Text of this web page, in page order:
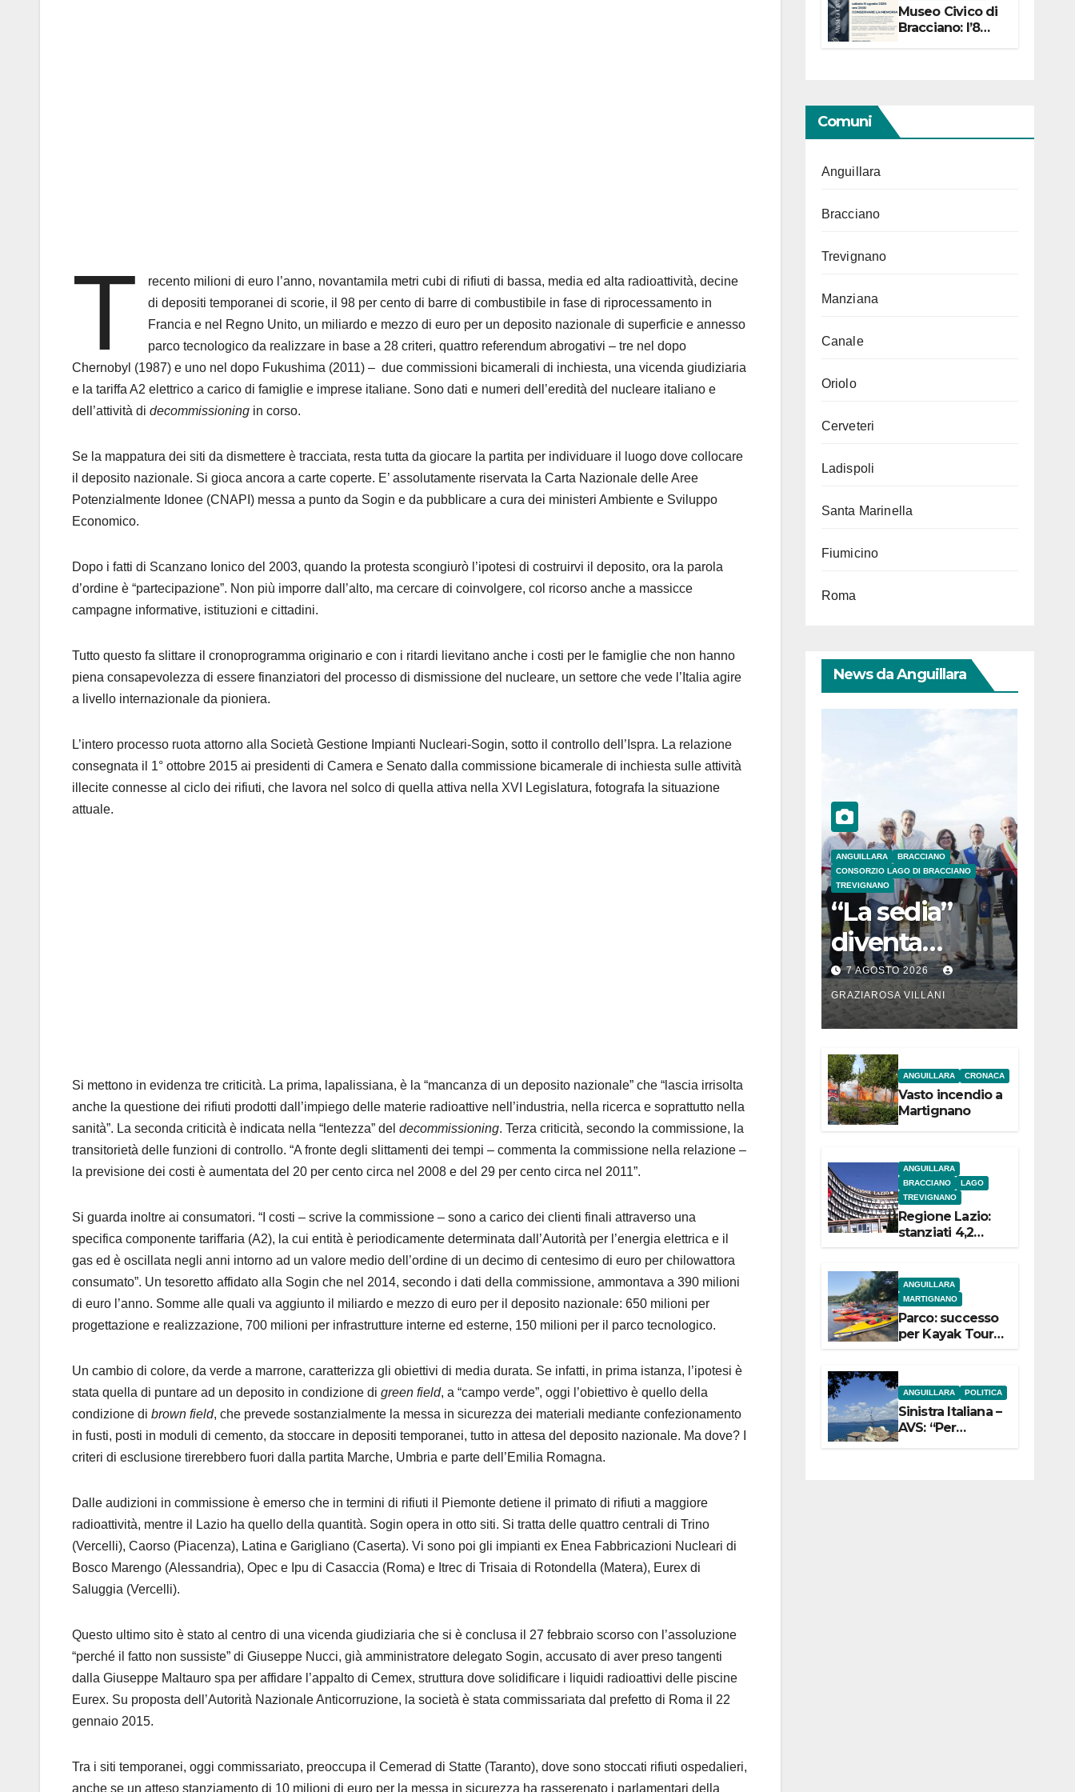
T
recento milioni di euro l’anno, novantamila metri cubi di rifiuti di bassa, media ed alta radioattività, decine
di depositi temporanei di scorie, il 98 per cento di barre di combustibile in fase di riprocessamento in
Francia e nel Regno Unito, un miliardo e mezzo di euro per un deposito nazionale di superficie e annesso
parco tecnologico da realizzare in base a 28 criteri, quattro referendum abrogativi – tre nel dopo
Chernobyl (1987) e uno nel dopo Fukushima (2011) – due commissioni bicamerali di inchiesta, una vicenda giudiziaria
e la tariffa A2 elettrico a carico di famiglie e imprese italiane. Sono dati e numeri dell’eredità del nucleare italiano e
dell’attività di decommissioning in corso.
Se la mappatura dei siti da dismettere è tracciata, resta tutta da giocare la partita per individuare il luogo dove collocare
il deposito nazionale. Si gioca ancora a carte coperte. E’ assolutamente riservata la Carta Nazionale delle Aree
Potenzialmente Idonee (CNAPI) messa a punto da Sogin e da pubblicare a cura dei ministeri Ambiente e Sviluppo
Economico.
Dopo i fatti di Scanzano Ionico del 2003, quando la protesta scongiurò l’ipotesi di costruirvi il deposito, ora la parola
d’ordine è “partecipazione”. Non più imporre dall’alto, ma cercare di coinvolgere, col ricorso anche a massicce
campagne informative, istituzioni e cittadini.
Tutto questo fa slittare il cronoprogramma originario e con i ritardi lievitano anche i costi per le famiglie che non hanno
piena consapevolezza di essere finanziatori del processo di dismissione del nucleare, un settore che vede l’Italia agire
a livello internazionale da pioniera.
L’intero processo ruota attorno alla Società Gestione Impianti Nucleari-Sogin, sotto il controllo dell’Ispra. La relazione
consegnata il 1° ottobre 2015 ai presidenti di Camera e Senato dalla commissione bicamerale di inchiesta sulle attività
illecite connesse al ciclo dei rifiuti, che lavora nel solco di quella attiva nella XVI Legislatura, fotografa la situazione
attuale.
Si mettono in evidenza tre criticità. La prima, lapalissiana, è la “mancanza di un deposito nazionale” che “lascia irrisolta
anche la questione dei rifiuti prodotti dall’impiego delle materie radioattive nell’industria, nella ricerca e soprattutto nella
sanità”. La seconda criticità è indicata nella “lentezza” del decommissioning. Terza criticità, secondo la commissione, la
transitorietà delle funzioni di controllo. “A fronte degli slittamenti dei tempi – commenta la commissione nella relazione –
la previsione dei costi è aumentata del 20 per cento circa nel 2008 e del 29 per cento circa nel 2011”.
Si guarda inoltre ai consumatori. “I costi – scrive la commissione – sono a carico dei clienti finali attraverso una
specifica componente tariffaria (A2), la cui entità è periodicamente determinata dall’Autorità per l’energia elettrica e il
gas ed è oscillata negli anni intorno ad un valore medio dell’ordine di un decimo di centesimo di euro per chilowattora
consumato”. Un tesoretto affidato alla Sogin che nel 2014, secondo i dati della commissione, ammontava a 390 milioni
di euro l’anno. Somme alle quali va aggiunto il miliardo e mezzo di euro per il deposito nazionale: 650 milioni per
progettazione e realizzazione, 700 milioni per infrastrutture interne ed esterne, 150 milioni per il parco tecnologico.
Un cambio di colore, da verde a marrone, caratterizza gli obiettivi di media durata. Se infatti, in prima istanza, l’ipotesi è
stata quella di puntare ad un deposito in condizione di green field, a “campo verde”, oggi l’obiettivo è quello della
condizione di brown field, che prevede sostanzialmente la messa in sicurezza dei materiali mediante confezionamento
in fusti, posti in moduli di cemento, da stoccare in depositi temporanei, tutto in attesa del deposito nazionale. Ma dove? I
criteri di esclusione tirerebbero fuori dalla partita Marche, Umbria e parte dell’Emilia Romagna.
Dalle audizioni in commissione è emerso che in termini di rifiuti il Piemonte detiene il primato di rifiuti a maggiore
radioattività, mentre il Lazio ha quello della quantità. Sogin opera in otto siti. Si tratta delle quattro centrali di Trino
(Vercelli), Caorso (Piacenza), Latina e Garigliano (Caserta). Vi sono poi gli impianti ex Enea Fabbricazioni Nucleari di
Bosco Marengo (Alessandria), Opec e Ipu di Casaccia (Roma) e Itrec di Trisaia di Rotondella (Matera), Eurex di
Saluggia (Vercelli).
Questo ultimo sito è stato al centro di una vicenda giudiziaria che si è conclusa il 27 febbraio scorso con l’assoluzione
“perché il fatto non sussiste” di Giuseppe Nucci, già amministratore delegato Sogin, accusato di aver preso tangenti
dalla Giuseppe Maltauro spa per affidare l’appalto di Cemex, struttura dove solidificare i liquidi radioattivi delle piscine
Eurex. Su proposta dell’Autorità Nazionale Anticorruzione, la società è stata commissariata dal prefetto di Roma il 22
gennaio 2015.
Tra i siti temporanei, oggi commissariato, preoccupa il Cemerad di Statte (Taranto), dove sono stoccati rifiuti ospedalieri,
anche se un atteso stanziamento di 10 milioni di euro per la messa in sicurezza ha rasserenato i parlamentari della
Museo Civico di
Bracciano: l’8
Comuni
Anguillara
Bracciano
Trevignano
Manziana
Canale
Oriolo
Cerveteri
Ladispoli
Santa Marinella
Fiumicino
Roma
News da Anguillara
ANGUILLARA
BRACCIANO
CONSORZIO LAGO DI BRACCIANO
TREVIGNANO
“La sedia”
diventa
Belvedere sul
lago di
Bracciano: ieri
l’inaugurazion
e
7 AGOSTO 2026
GRAZIAROSA VILLANI
ANGUILLARA CRONACA
Vasto incendio a
Martignano
ANGUILLARA
BRACCIANO
LAGO
TREVIGNANO
Regione Lazio:
stanziati 4,2
dell’Etruria
Meridionale
ANGUILLARA
MARTIGNANO
Parco: successo
per Kayak Tour a
ANGUILLARA POLITICA
Sinistra Italiana –
AVS: “Per
Anguillara